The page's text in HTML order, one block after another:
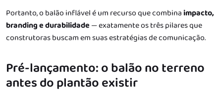
Portanto, o balão inflável é um recurso que combina impacto,
branding e durabilidade— exatamente os três pilares que
construtoras buscam em suas estratégias de comunicação.
Pré-lançamento: o balão no terreno
antes do plantão existir